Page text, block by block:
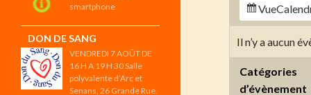
Vue
Il n’y a aucun
Catégories
d’évènement
smartphone
DON DE SANG
VENDREDI 7 AOÛT DE
16 H A 19 H 30 Salle
polyvalente d’Arc et
Senans, 26 Grande Rue.